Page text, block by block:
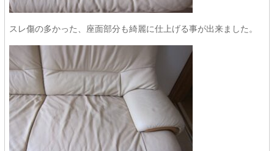
スレ傷の多かった、座面部分も綺麗に仕上げる事が出来ました。